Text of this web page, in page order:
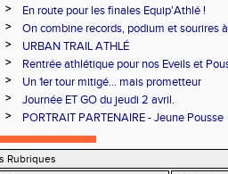
>
En route pour les finales Equip'Athlé !
>
On combine records, podium et sourires
>
URBAN TRAIL ATHLÉ
>
Rentrée athlétique pour nos Eveils et
>
Un 1er tour mitigé... mais prometteur
>
Journée ET GO du jeudi 2 avril.
> PORTRAIT PARTENAIRE - Jeune Pousse